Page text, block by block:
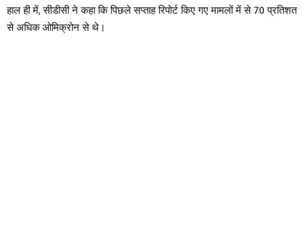
हाल ही में, सीडीसी ने कहा कि पिछले सप्ताह रिपोर्ट किए गए मामलों में से 70 प्रतिशत
से अधिक ओमिक्रोन से थे।